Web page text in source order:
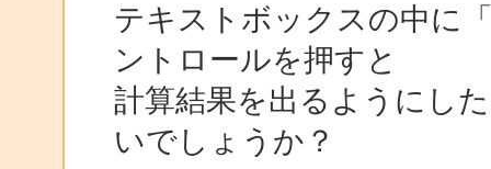
テキストボックスの中に
ントロールを押すと
計算結果を出るようにし
いでしょうか？